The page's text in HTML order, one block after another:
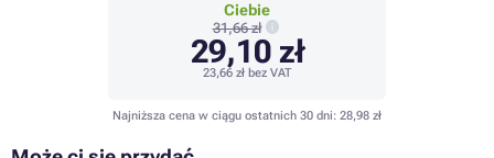
Ciebie
31,66 zł
29,10 zł
23,66 zł bez VAT
Najniższa cena w ciągu ostatnich 30 dni: 28,98 zł